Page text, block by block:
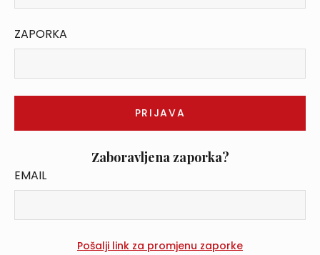
ZAPORKA
Zaboravljena zaporka?
EMAIL